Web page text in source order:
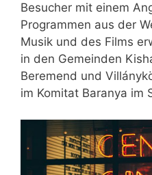
Besucher mit einem
Programmen aus der
Musik und des Films
in den Gemeinden
Beremend und
im Komitat Baranya im